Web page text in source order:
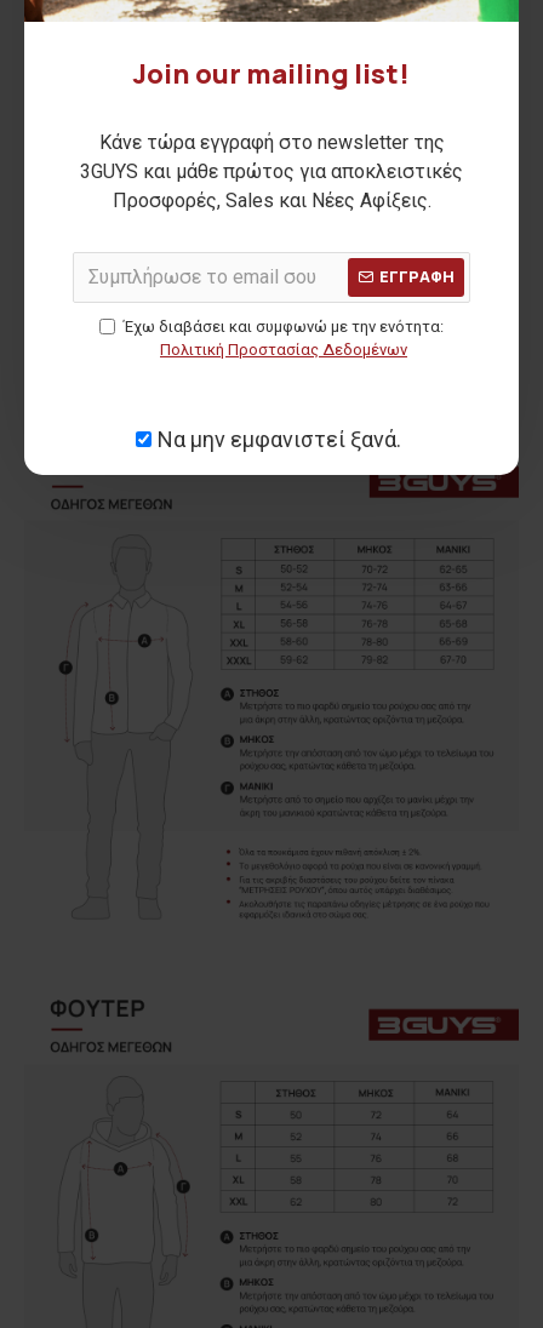
Join our mailing list!
Κάνε τώρα εγγραφή στο newsletter της
3GUYS και μάθε πρώτος για αποκλειστικές
Προσφορές, Sales και Νέες Αφίξεις.
ΕΓΓΡΑΦΗ
Έχω διαβάσει και συμφωνώ με την ενότητα:
Πολιτική Προστασίας Δεδομένων
Να μην εμφανιστεί ξανά.